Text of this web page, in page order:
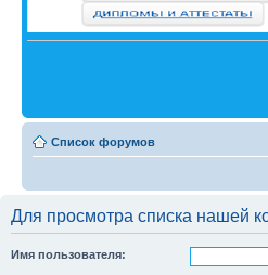
Список форумов
Для просмотра списка нашей
Имя пользователя: